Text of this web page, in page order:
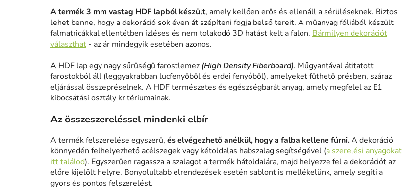
A termék 3 mm vastag HDF lapból készült, amely kellően erős és ellenáll a sérüléseknek. Biztos
lehet benne, hogy a dekoráció sok éven át szépíteni fogja belső tereit. A műanyag fóliából készült
falmatricákkal ellentétben ízléses és nem tolakodó 3D hatást kelt a falon. Bármilyen dekorációt
választhat - az ár mindegyik esetében azonos.
A HDF lap egy nagy sűrűségű farostlemez (High Density Fiberboard). Műgyantával átitatott
farostokból áll (leggyakrabban lucfenyőből és erdei fenyőből), amelyeket fűthető présben, száraz
eljárással összepréselnek. A HDF természetes és egészségbarát anyag, amely megfelel az E1
kibocsátási osztály kritériumainak.
Az összeszereléssel mindenki elbír
A termék felszerelése egyszerű, és elvégezhető anélkül, hogy a falba kellene fúrni. A dekoráció
könnyedén felhelyezhető acélszegek vagy kétoldalas habszalag segítségével (a szerelési anyagokat
itt találod). Egyszerűen ragassza a szalagot a termék hátoldalára, majd helyezze fel a dekorációt az
előre kijelölt helyre. Bonyolultabb elrendezések esetén sablont is mellékelünk, amely segíti a
gyors és pontos felszerelést.